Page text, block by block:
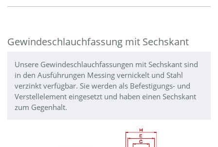
Gewindeschlauchfassung mit Sechskant
Unsere Gewindeschlauchfassungen mit Sechskant sind
in den Ausführungen Messing vernickelt und Stahl
verzinkt verfügbar. Sie werden als Befestigungs- und
Verstellelement eingesetzt und haben einen Sechskant
zum Gegenhalt.